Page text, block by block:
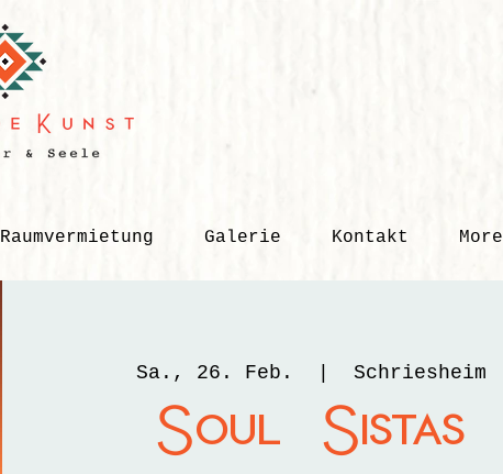
Raumvermietung Galerie Kontakt More
Sa., 26. Feb.
  |
Schriesheim
Soul Sistas